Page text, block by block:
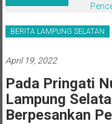
BERITA LAMPUNG SELATAN
April 19, 2022
Pada Pringati
Lampung
Berpesankan